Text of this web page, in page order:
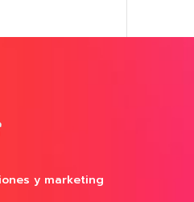
y marketing